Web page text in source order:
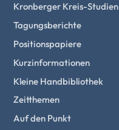
Kronberger Kreis-Studien
Tagungsberichte
Positionspapiere
Kurzinformationen
Kleine Handbibliothek
Zeitthemen
Auf den Punkt